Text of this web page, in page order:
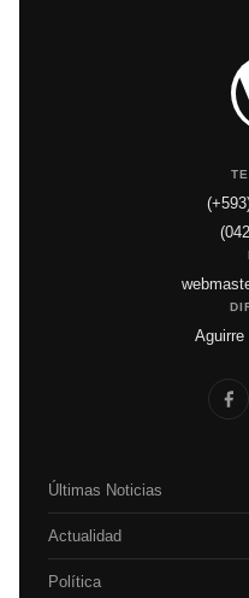
Últimas Noticias
Actualidad
Política